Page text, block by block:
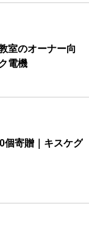
室のオーナー向
電機
個寄贈｜キスケグ